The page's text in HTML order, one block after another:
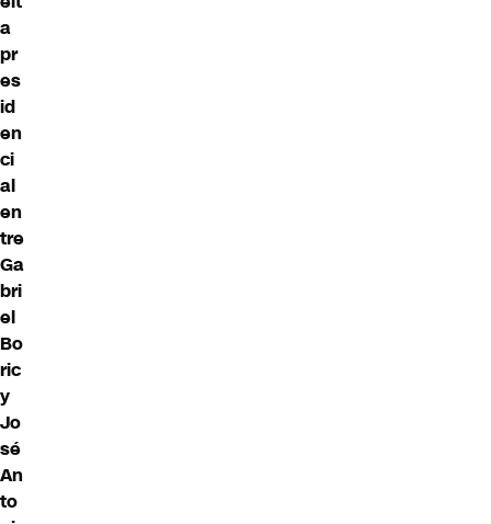
a
pr
es
id
en
ci
al
en
tre
Ga
bri
el
Bo
ric
y
Jo
sé
An
to